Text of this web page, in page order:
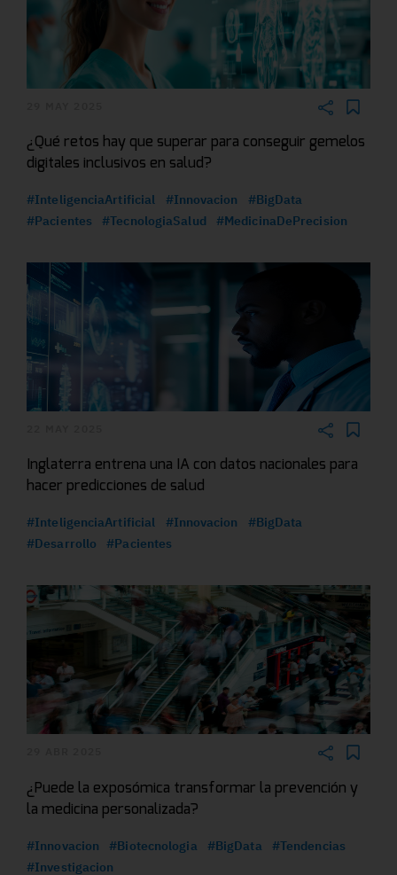
¿Qué retos hay que superar para conseguir gemelos
digitales inclusivos en salud?
#InteligenciaArtificial #Innovacion
#BigData
#Pacientes
#TecnologiaSalud #MedicinaDePrecision
Inglaterra entrena una IA con datos nacionales para
hacer predicciones de salud
#InteligenciaArtificial #Innovacion
#BigData
#Desarrollo
#Pacientes
¿Puede la exposómica transformar la prevención y
la medicina personalizada?
#Innovacion #Biotecnologia #BigData
#Tendencias
#Investigacion